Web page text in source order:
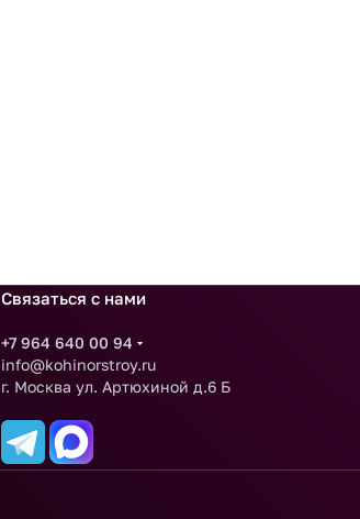
Связаться с нами
+7 964 640 00 94
info@kohinorstroy.ru
г. Москва ул. Артюхиной д.6 Б